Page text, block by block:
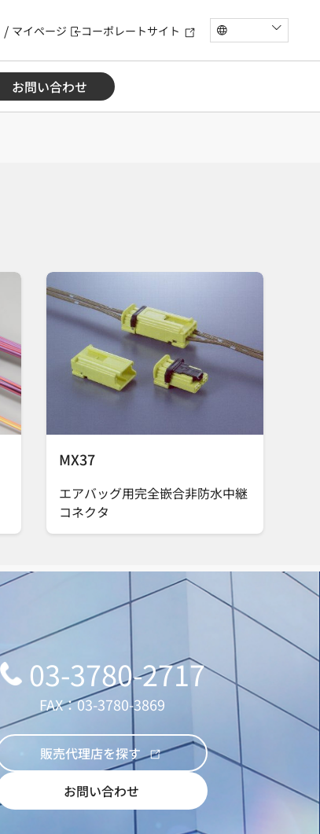
マイページ コーポレートサイト
お問い合わせ
MX37
エアバッグ用完全嵌合非防水中継
コネクタ
03-3780-2717
FAX：03-3780-3869
販売代理店を探す
お問い合わせ